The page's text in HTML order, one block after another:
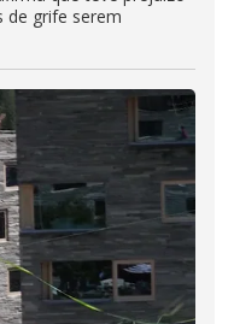
de grife serem